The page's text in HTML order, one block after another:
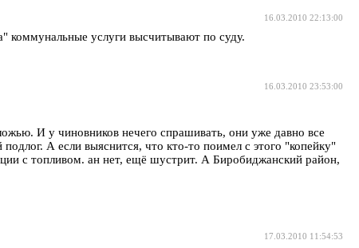
16.03.2010 22:13:00
коммунальные услуги высчитывают по суду.
16.03.2010 23:53:00
И у чиновников нечего спрашивать, они уже давно все
А если выяснится, что кто-то поимел с этого "копейку"
с топливом. ан нет, ещё шустрит. А Биробиджанский район,
17.03.2010 11:54:53